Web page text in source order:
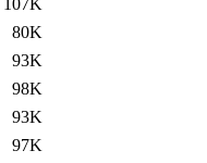
107K
80K
93K
98K
93K
97K